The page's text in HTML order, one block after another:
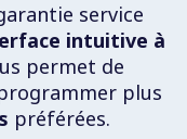
service
intuitive à
permet de
plus
préférées.